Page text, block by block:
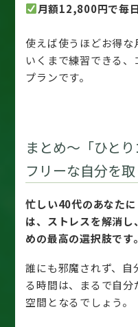
月額12,800円で毎
使えば使うほどお得
いくまで練習できる
プランです。
まとめ～「ひと
フリーな自分を
忙しい40代のあなたに
は、ストレスを解消
めの最高の選択肢です。
誰にも邪魔されず、自
る時間は、まるで自
空間となるでしょう。